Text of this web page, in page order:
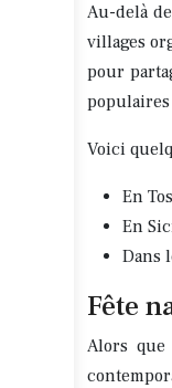
Au-delà
villages
pour
Voici
En
En
Dans
Fête
Alors